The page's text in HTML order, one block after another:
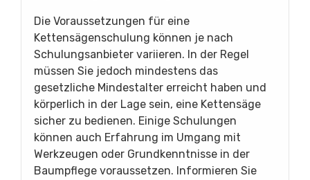
Die Voraussetzungen für eine
Kettensägenschulung können je nach
Schulungsanbieter variieren. In der Regel
müssen Sie jedoch mindestens das
gesetzliche Mindestalter erreicht haben und
körperlich in der Lage sein, eine Kettensäge
sicher zu bedienen. Einige Schulungen
können auch Erfahrung im Umgang mit
Werkzeugen oder Grundkenntnisse in der
Baumpflege voraussetzen. Informieren Sie